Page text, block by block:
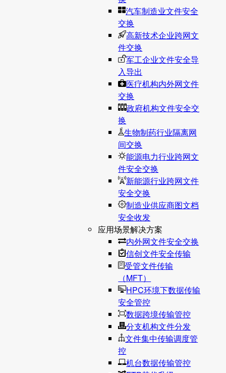
汽车制造业文件安全
交换
高新技术企业跨网文
件交换
军工企业文件安全导
入导出
医疗机构内外网文件
交换
政府机构文件安全交
换
生物制药行业隔离网
间交换
能源电力行业跨网文
件安全交换
新能源行业跨网文件
安全交换
制造业供应商图文档
安全收发
应用场景解决方案
内外网文件安全交换
信创文件安全传输
受管文件传输
（MFT）
HPC环境下数据传输
安全管控
数据跨境传输管控
分支机构文件分发
文件集中传输调度管
控
机台数据传输管控